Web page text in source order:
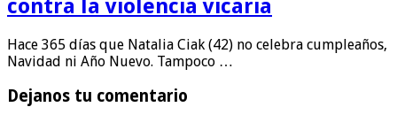
contra la violencia vicaria
Hace 365 días que Natalia Ciak (42) no celebra cumpleaños,
Navidad ni Año Nuevo. Tampoco …
Dejanos tu comentario